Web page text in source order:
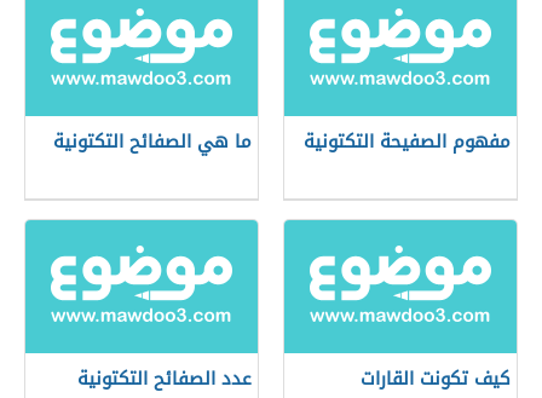
مفهوم الصفيحة التكتونية ما هي الصفائح التكتونية
كيف تكونت القارات عدد الصفائح التكتونية